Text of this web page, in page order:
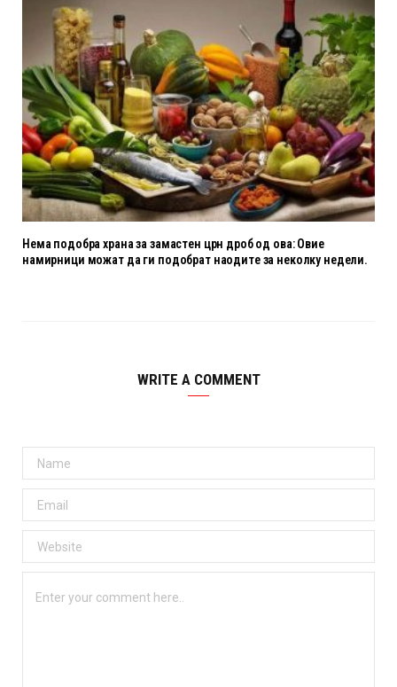
Нема подобра храна за замастен црн дроб од ова: Овие
намирници можат да ги подобрат наодите за неколку недели.
WRITE A COMMENT